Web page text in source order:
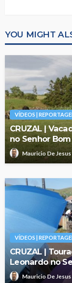
YOU MIGHT
VÍDEOS |
CRUZAL |
no Senhor
Mauricio De Jesus
VÍDEOS |
CRUZAL |
Leonardo no
Mauricio De Jesus